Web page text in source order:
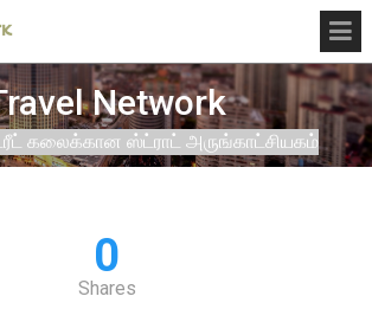
Network
கலைக்கான ஸ்ட்ராட் அருங்காட்சியகம்
0
Shares